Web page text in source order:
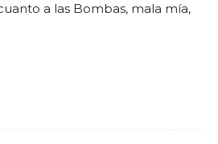
a las Bombas, mala mía,